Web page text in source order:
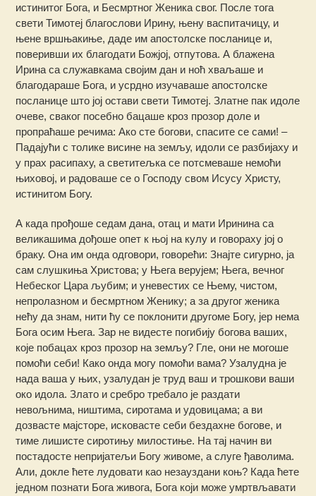
истинитог Бога, и Бесмртног Женика свог. После тога
свети Тимотеј благослови Ирину, њену васпитачицу, и
њене вршњакиње, даде им апостолске посланице и,
поверивши их благодати Божјој, отпутова. А блажена
Ирина са служавкама својим дан и ноћ хваљаше и
благодараше Бога, и усрдно изучаваше апостолске
посланице што јој остави свети Тимотеј. Златне пак идоле
очеве, сваког посебно бацаше кроз прозор доле и
пропраћаше речима: Ако сте богови, спасите се сами! –
Падајући с толике висине на земљу, идоли се разбијаху и
у прах расипаху, а светитељка се потсмеваше немоћи
њиховој, и радоваше се о Господу свом Исусу Христу,
истинитом Богу.
А када прођоше седам дана, отац и мати Иринина са
великашима дођоше опет к њој на кулу и говораху јој о
браку. Она им онда одговори, говорећи: Знајте сигурно, ја
сам слушкиња Хриcтова; у Њега верујем; Њега, вечног
Небеског Цара љубим; и уневестих се Њему, чистом,
непролазном и бесмртном Женику; а за другог женика
нећу да знам, нити ћу се поклонити другоме Богу, јер нема
Бога осим Њега. Зар не видесте погибију богова ваших,
које побацах кроз прозор на земљу? Гле, они не могоше
помоћи себи! Како онда могу помоћи вама? Узалудна је
нада ваша у њих, узалудан је труд ваш и трошкови ваши
око идола. Злато и сребро требало је раздати
невољнима, ништима, сиротама и удовицама; а ви
дозвасте мајсторе, исковасте себи бездахне богове, и
тиме лишисте сиротињу милостиње. На тај начин ви
постадосте непријатељи Богу живоме, а слуге ђаволима.
Али, докле ћете лудовати као незауздани коњ? Када ћете
једном познати Бога живога, Бога који може умртвљавати